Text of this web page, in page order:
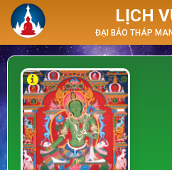
LỊCH
ĐẠI BẢO THÁP